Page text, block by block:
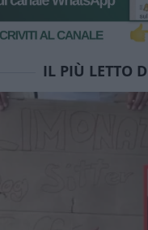
IL PIÙ LETTO